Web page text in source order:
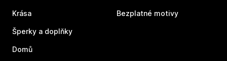
Krása
Šperky a doplňky
Domů
Bezplatné motivy